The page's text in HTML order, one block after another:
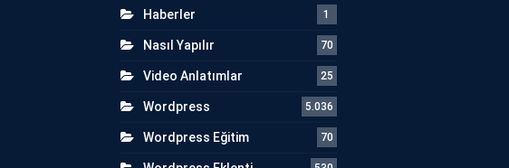
Haberler 1
Nasıl Yapılır 70
Video Anlatımlar 25
Wordpress 5.036
Wordpress Eğitim 70